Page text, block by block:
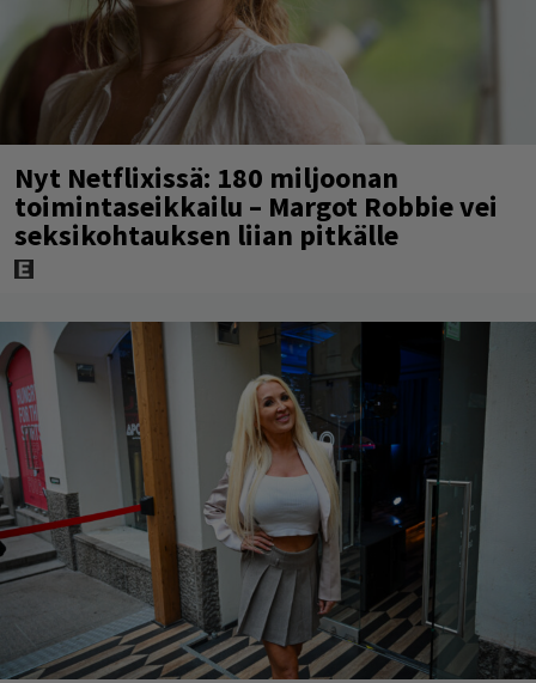
Nyt Netflixissä: 180 miljoonan
toimintaseikkailu – Margot Robbie vei
seksikohtauksen liian pitkälle